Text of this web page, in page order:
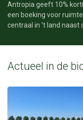
Antropia geeft 10%
een boeking voor
centraal in 't land naast
Actueel in de